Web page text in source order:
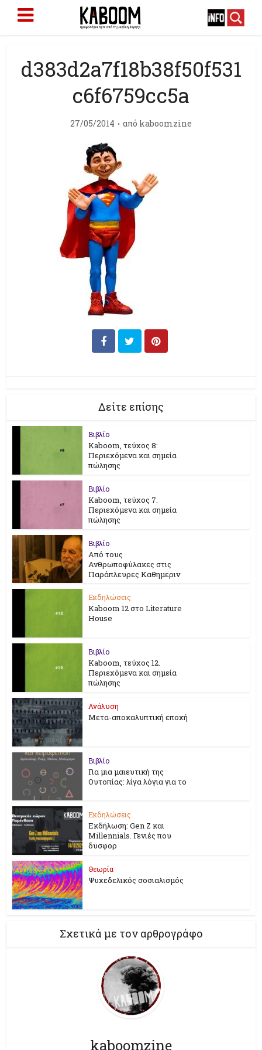
d383d2a7f18b38f50f531
c6f6759cc5a
27/05/2014 από kaboomzine
Δείτε επίσης
Βιβλίο
Kaboom, τεύχος 8:
Περιεχόμενα και σημεία
πώλησης
Βιβλίο
Kaboom, τεύχος 7.
Περιεχόμενα και σημεία
πώλησης
Βιβλίο
Από τους
Ανθρωποφύλακες στις
Παράπλευρες Καθημεριν
Εκδηλώσεις
Kaboom 12 στο Literature
House
Βιβλίο
Kaboom, τεύχος 12.
Περιεχόμενα και σημεία
πώλησης
Ανάλυση
Μετα-αποκαλυπτική εποχή
Βιβλίο
Για μια μαιευτική της
Ουτοπίας: λίγα λόγια για το
Εκδηλώσεις
Εκδήλωση: Gen Z και
Millennials. Γενιές που
δυσφορ
Θεωρία
Ψυχεδελικός σοσιαλισμός
Σχετικά με τον αρθρογράφο
kaboomzine